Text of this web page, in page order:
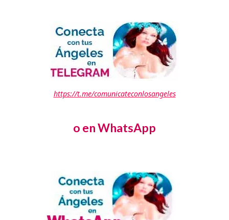
https://t.me/comunicateconlosangeles
o en WhatsApp